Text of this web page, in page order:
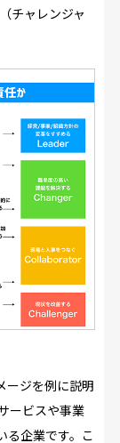
チャレンジャ
ージを例に説明
ービスや事業
る企業です。こ